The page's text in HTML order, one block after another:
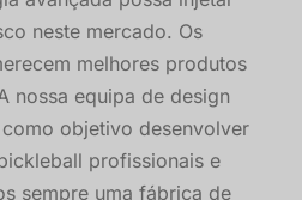
neste mercado. Os
melhores produtos
nossa equipa de design
objetivo desenvolver
profissionais e
sempre uma fábrica de